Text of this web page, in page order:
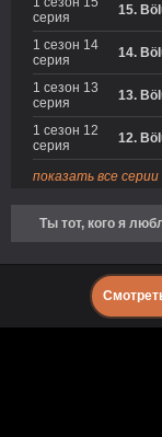
серия
15.
1 сезон 14
серия
14.
1 сезон 13
серия
13.
1 сезон 12
серия
12.
показать все серии
Ты тот, кого я